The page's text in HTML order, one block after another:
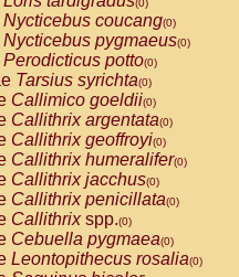
Lagothrix lagothricha cana
Cacajao calvus
Callicebus cupreus
Callicebus donacophilus
Callicebus moloch
Callicebus torquatus
Callicebusspp.(0)
Chiropotes satanas(0)
Pithecia monachus
Pithecia pithecia(0)
Cercocebus agilis
Cercocebus
Cercocebus
(0)
Nycticebus coucang(0)
Nycticebus pygmaeus(0)
Perodicticus potto(0)
Tarsius syrichta(0)
Callimico goeldii(0)
Callithrix argentata(0)
Callithrix geoffroyi(0)
Callithrix humeralifer(0)
Callithrix jacchus(0)
Callithrix penicillata(0)
Callithrixspp.(0)
Cebuella pygmaea(0)
Leontopithecus rosalia(0)